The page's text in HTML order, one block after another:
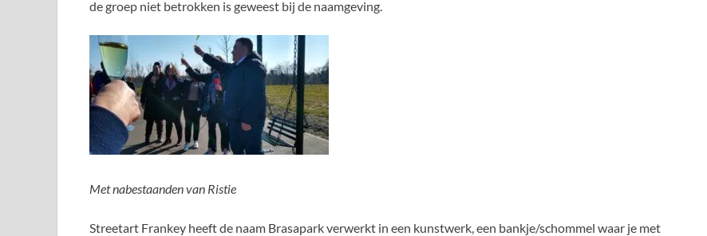
de groep niet betrokken is geweest bij de naamgeving.
Met nabestaanden van Ristie
Streetart Frankey heeft de naam Brasapark verwerkt in een kunstwerk, een bankje/schommel waar je met